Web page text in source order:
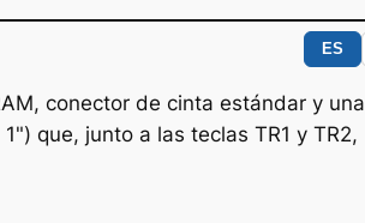
ES
conector de cinta estándar y una
que, junto a las teclas TR1 y TR2,